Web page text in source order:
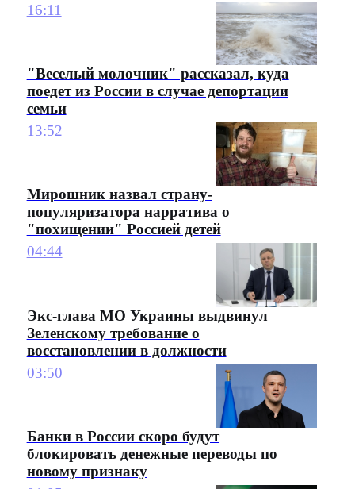
16:11
"Веселый молочник" рассказал, куда
поедет из России в случае депортации
семьи
13:52
Мирошник назвал страну-
популяризатора нарратива о
"похищении" Россией детей
04:44
Экс-глава МО Украины выдвинул
Зеленскому требование о
восстановлении в должности
03:50
Банки в России скоро будут
блокировать денежные переводы по
новому признаку